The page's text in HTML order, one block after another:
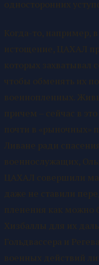
Когда-то, например,
истощение, ЦАХАЛ
которых захватывал
военнопленных.
причем – сейчас в
почти в «рыночных»
Ливане ради
военнослужащих,
ЦАХАЛ совершили
даже не ставили
пленения как можно
Хизбаллы для их
Гольдвассера и
военных действий